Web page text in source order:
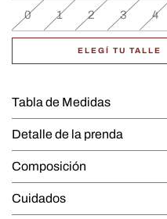
0 1 2 3 4
ELEGÍ TU TALLE
Tabla de Medidas
Detalle de la prenda
Composición
Cuidados